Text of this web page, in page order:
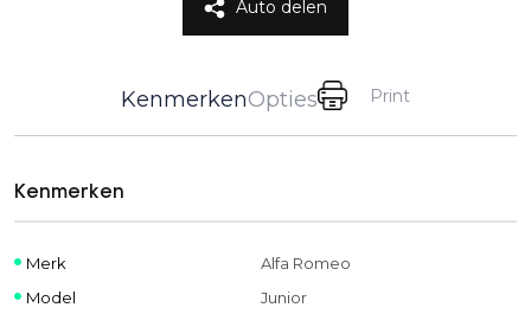
Auto delen
KenmerkenOpties Print
Kenmerken
Merk
Alfa Romeo
Model
Junior